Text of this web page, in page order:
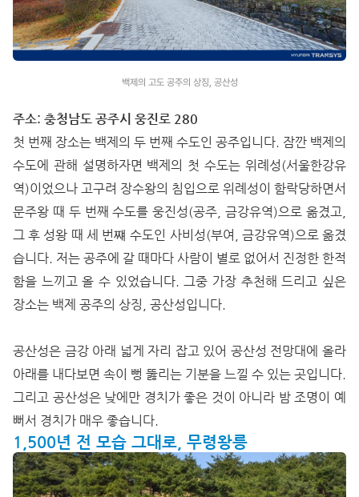
백제의 고도 공주의 상징, 공산성
주소: 충청남도 공주시 웅진로 280
첫 번째 장소는 백제의 두 번째 수도인 공주입니다. 잠깐 백제의
수도에 관해 설명하자면 백제의 첫 수도는 위례성(서울한강유
역)이었으나 고구려 장수왕의 침입으로 위례성이 함락당하면서
문주왕 때 두 번째 수도를 웅진성(공주, 금강유역)으로 옮겼고,
그 후 성왕 때 세 번쨰 수도인 사비성(부여, 금강유역)으로 옮겼
습니다. 저는 공주에 갈 때마다 사람이 별로 없어서 진정한 한적
함을 느끼고 올 수 있었습니다. 그중 가장 추천해 드리고 싶은
장소는 백제 공주의 상징, 공산성입니다.
공산성은 금강 아래 넓게 자리 잡고 있어 공산성 전망대에 올라
아래를 내다보면 속이 뻥 뚫리는 기분을 느낄 수 있는 곳입니다.
그리고 공산성은 낮에만 경치가 좋은 것이 아니라 밤 조명이 예
뻐서 경치가 매우 좋습니다.
1,500년 전 모습 그대로, 무령왕릉